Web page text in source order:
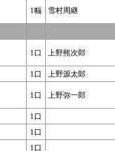
1幅 雪村周継
1口 上野熊次郎
1口 上野源太郎
1口 上野弥一郎
1口
1口
1口